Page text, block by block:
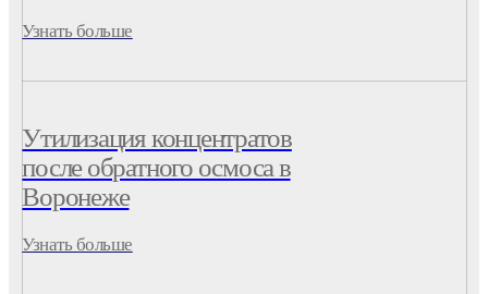
Узнать больше
Утилизация концентратов
после обратного осмоса в
Воронеже
Узнать больше